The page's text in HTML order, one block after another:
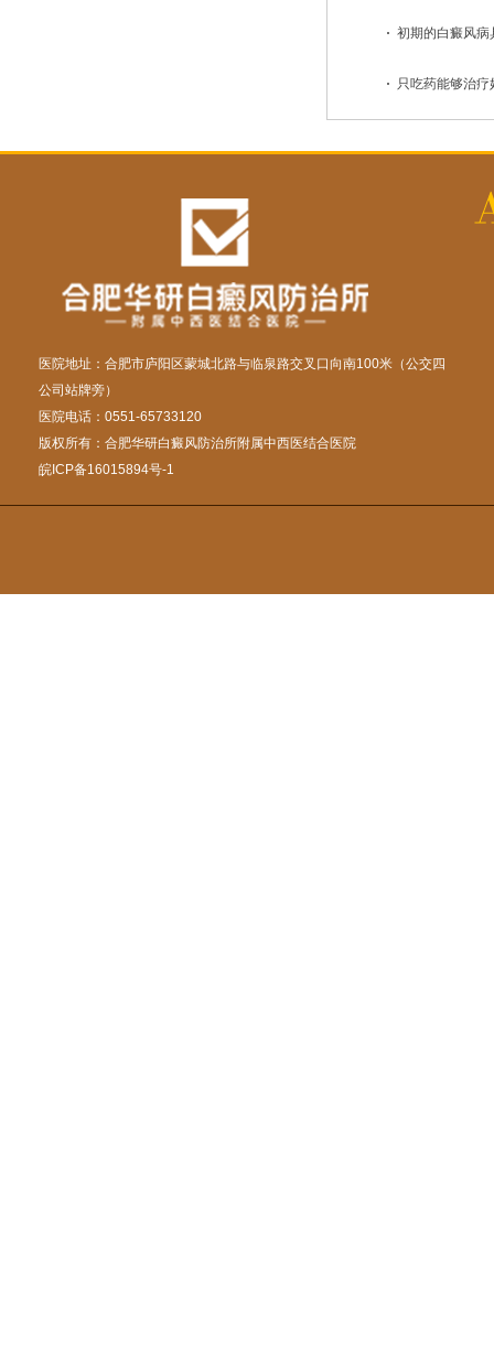
初期的白癜风病
只吃药能够治疗
医院地址：合肥市庐阳区蒙城北路与临泉路交叉口向南100米（公交四
公司站牌旁）
医院电话：0551-65733120
版权所有：合肥华研白癜风防治所附属中西医结合医院
皖ICP备16015894号-1